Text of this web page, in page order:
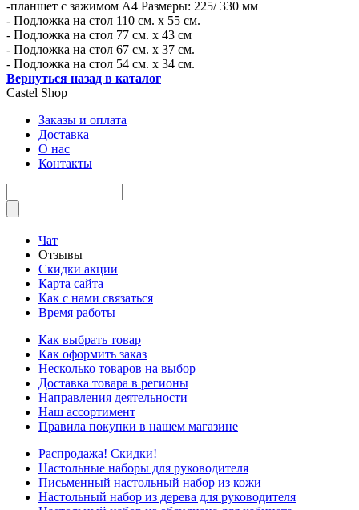
-планшет с зажимом А4 Размеры: 225/ 330 мм
- Подложка на стол 110 см. х 55 см.
- Подложка на стол 77 см. х 43 см
- Подложка на стол 67 см. х 37 см.
- Подложка на стол 54 см. х 34 см.
Вернуться назад в каталог
Castel Shop
Заказы и оплата
Доставка
О нас
Контакты
Чат
Отзывы
Скидки акции
Карта сайта
Как с нами связаться
Время работы
Как выбрать товар
Как оформить заказ
Несколько товаров на выбор
Доставка товара в регионы
Направления деятельности
Наш ассортимент
Правила покупки в нашем магазине
Распродажа! Скидки!
Настольные наборы для руководителя
Письменный настольный набор из кожи
Настольный набор из дерева для руководителя